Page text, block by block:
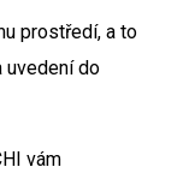
prostředí, a to
uvedení do
vám